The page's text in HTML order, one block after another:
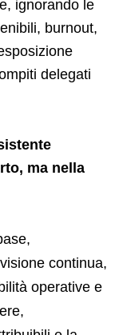
ignorando le
burnout,
delegati
ma nella
continua,
operative e